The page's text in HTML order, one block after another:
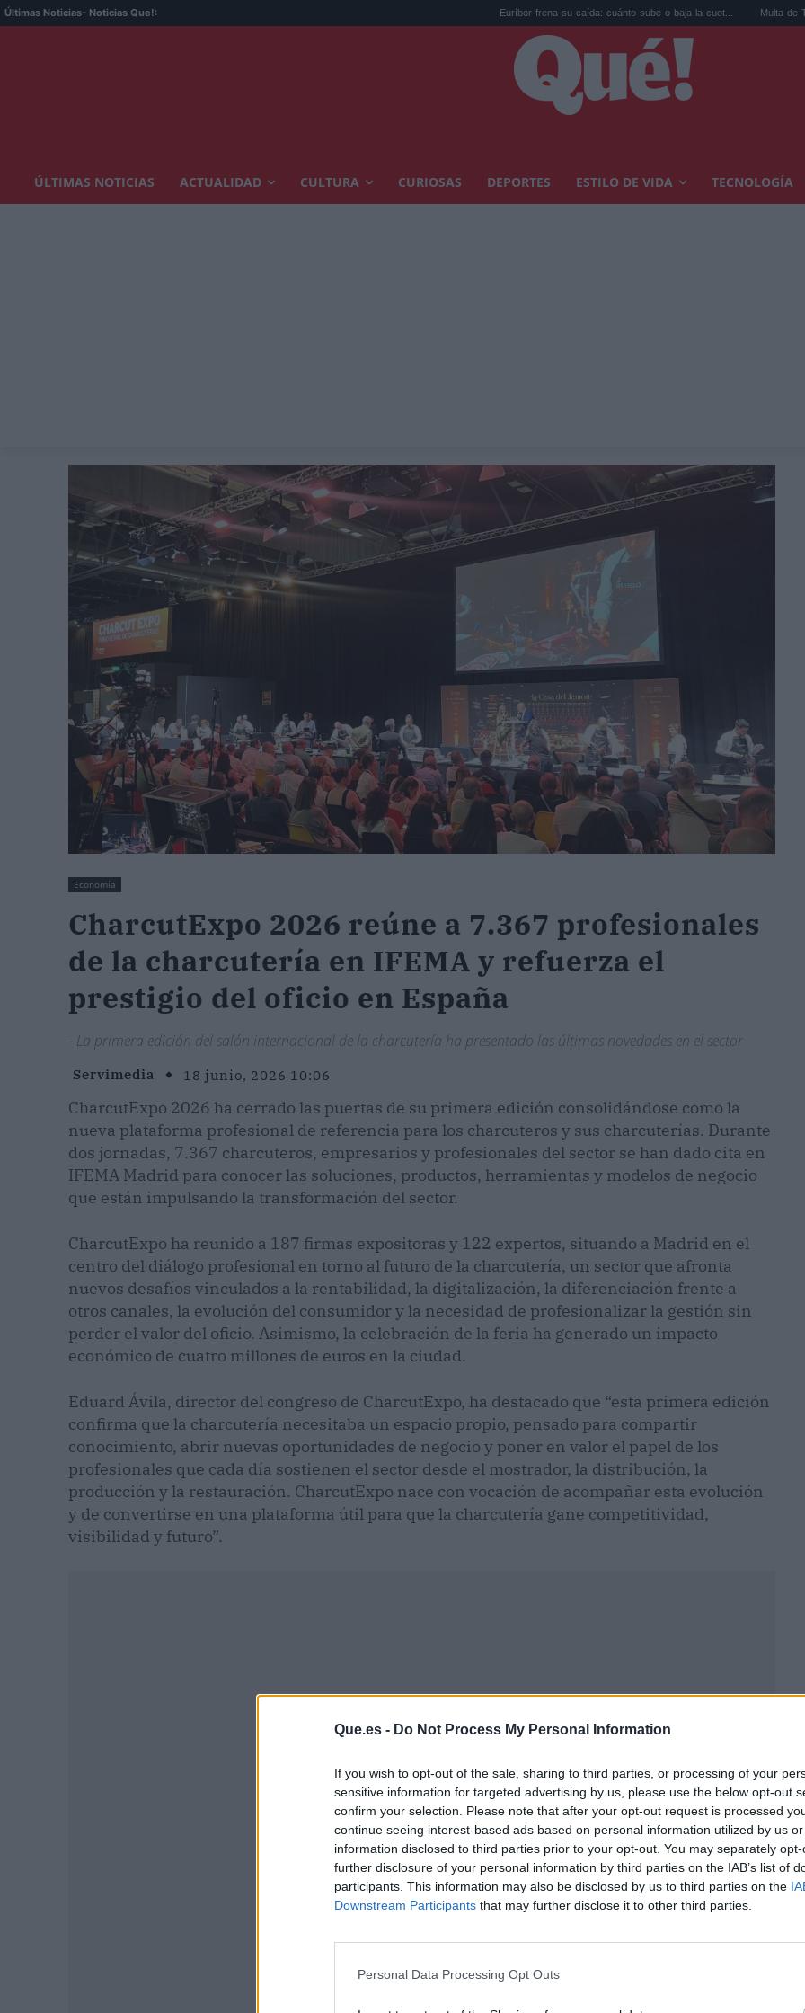
Que.es - Do Not Process My Personal Information
If you wish to opt-out of the sale, sharing to third parties, or processing of your
sensitive information for targeted advertising by us, please use the below opt-out
confirm your selection. Please note that after your opt-out request is processed
continue seeing interest-based ads based on personal information utilized by us
information disclosed to third parties prior to your opt-out. You may separately
further disclosure of your personal information by third parties on the IAB’s list of
participants. This information may also be disclosed by us to third parties on the
Downstream Participants that may further disclose it to other third parties.
Personal Data Processing Opt Outs
Últimas Noticias- Noticias Que!: Euríbor frena su caída: cuánto sube o baja la cuot... Multa de TikTok a la UE:
ÚLTIMAS NOTICIAS ACTUALIDAD CULTURA CURIOSAS DEPORTES ESTILO DE VIDA TECNOLOGÍA
Economía
CharcutExpo 2026 reúne a 7.367 profesionales
de la charcutería en IFEMA y refuerza el
prestigio del oficio en España
- La primera edición del salón internacional de la charcutería ha presentado las últimas novedades en el sector
Servimedia 18 junio, 2026 10:06
CharcutExpo 2026 ha cerrado las puertas de su primera edición consolidándose como la
nueva plataforma profesional de referencia para los charcuteros y sus charcuterías. Durante
dos jornadas, 7.367 charcuteros, empresarios y profesionales del sector se han dado cita en
IFEMA Madrid para conocer las soluciones, productos, herramientas y modelos de negocio
que están impulsando la transformación del sector.
CharcutExpo ha reunido a 187 firmas expositoras y 122 expertos, situando a Madrid en el
centro del diálogo profesional en torno al futuro de la charcutería, un sector que afronta
nuevos desafíos vinculados a la rentabilidad, la digitalización, la diferenciación frente a
otros canales, la evolución del consumidor y la necesidad de profesionalizar la gestión sin
perder el valor del oficio. Asimismo, la celebración de la feria ha generado un impacto
económico de cuatro millones de euros en la ciudad.
Eduard Ávila, director del congreso de CharcutExpo, ha destacado que “esta primera edición
confirma que la charcutería necesitaba un espacio propio, pensado para compartir
conocimiento, abrir nuevas oportunidades de negocio y poner en valor el papel de los
profesionales que cada día sostienen el sector desde el mostrador, la distribución, la
producción y la restauración. CharcutExpo nace con vocación de acompañar esta evolución
y de convertirse en una plataforma útil para que la charcutería gane competitividad,
visibilidad y futuro”.
Publicidad